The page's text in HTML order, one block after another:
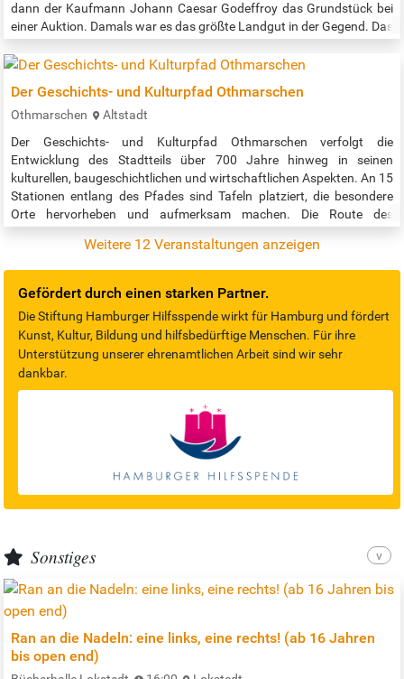
dann der Kaufmann Johann Caesar Godeffroy das Grundstück bei
einer Auktion. Damals war es das größte Landgut in der Gegend. Das
als Ballettschule dient, ließ Godeffroy seinerzeit vom später…
Der Geschichts- und Kulturpfad Othmarschen
Othmarschen
Altstadt
Der Geschichts- und Kulturpfad Othmarschen verfolgt die
Entwicklung des Stadtteils über 700 Jahre hinweg in seinen
kulturellen, baugeschichtlichen und wirtschaftlichen Aspekten. An 15
Stationen entlang des Pfades sind Tafeln platziert, die besondere
Orte hervorheben und aufmerksam machen. Die Route des
ist speziell für Fahrradtouren ausgelegt. Je nach Tempo dauert sie
drei bis vier…
Weitere 12 Veranstaltungen anzeigen
Gefördert durch einen starken Partner.
Die Stiftung Hamburger Hilfsspende wirkt für Hamburg und fördert
Kunst, Kultur, Bildung und hilfsbedürftige Menschen. Für ihre
Unterstützung unserer ehrenamtlichen Arbeit sind wir sehr
dankbar.
Sonstiges
Ran an die Nadeln: eine links, eine rechts! (ab 16 Jahren
bis open end)